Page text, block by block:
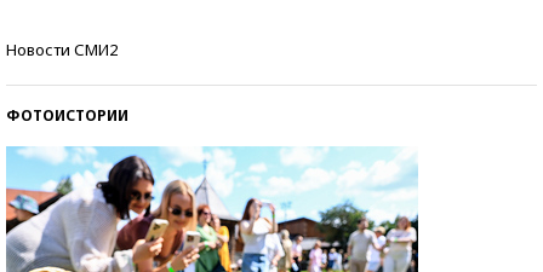
Новости СМИ2
ФОТОИСТОРИИ